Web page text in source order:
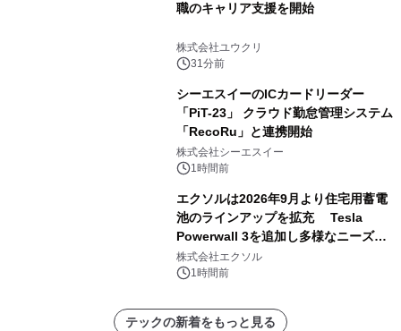
職のキャリア支援を開始
株式会社ユウクリ
31分前
シーエスイーのICカードリーダー
「PiT-23」 クラウド勤怠管理システム
「RecoRu」と連携開始
株式会社シーエスイー
1時間前
エクソルは2026年9月より住宅用蓄電
池のラインアップを拡充 Tesla
Powerwall 3を追加し多様なニーズに
応える提案体制を強化
株式会社エクソル
1時間前
テックの新着をもっと見る